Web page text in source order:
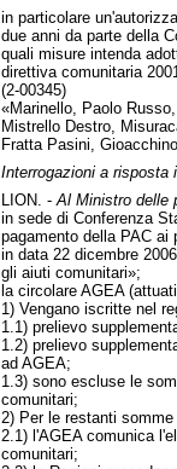
in particolare
due anni da parte della
quali misure intenda
direttiva comunitaria
(2-00345)
«Marinello, Paolo
Mistrello Destro,
Fratta Pasini,
Interrogazioni a risposta
LION. - Al Ministro delle
in sede di Conferenza
pagamento della PAC ai
in data 22 dicembre
gli aiuti comunitari»;
la circolare AGEA
1) Vengano iscritte nel
1.1) prelievo
1.2) prelievo
ad AGEA;
1.3) sono escluse le
comunitari;
2) Per le restanti
2.1) l'AGEA comunica
comunitari;